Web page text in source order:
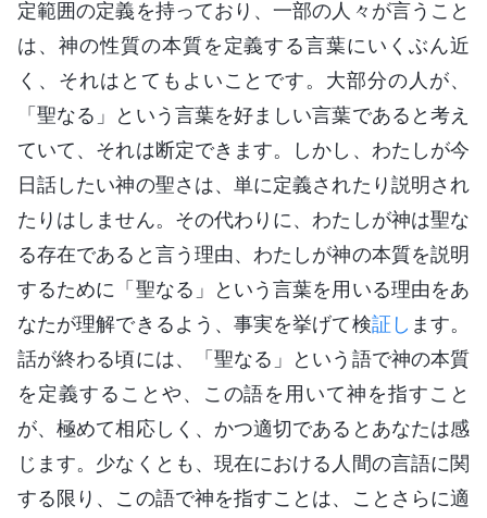
定範囲の定義を持っており、一部の人々が言うこと
は、神の性質の本質を定義する言葉にいくぶん近
く、それはとてもよいことです。大部分の人が、
「聖なる」という言葉を好ましい言葉であると考え
ていて、それは断定できます。しかし、わたしが今
日話したい神の聖さは、単に定義されたり説明され
たりはしません。その代わりに、わたしが神は聖な
る存在であると言う理由、わたしが神の本質を説明
するために「聖なる」という言葉を用いる理由をあ
なたが理解できるよう、事実を挙げて検証し ます。
話が終わる頃には、「聖なる」という語で神の本質
を定義することや、この語を用いて神を指すこと
が、極めて相応しく、かつ適切であるとあなたは感
じます。少なくとも、現在における人間の言語に関
する限り、この語で神を指すことは、ことさらに適